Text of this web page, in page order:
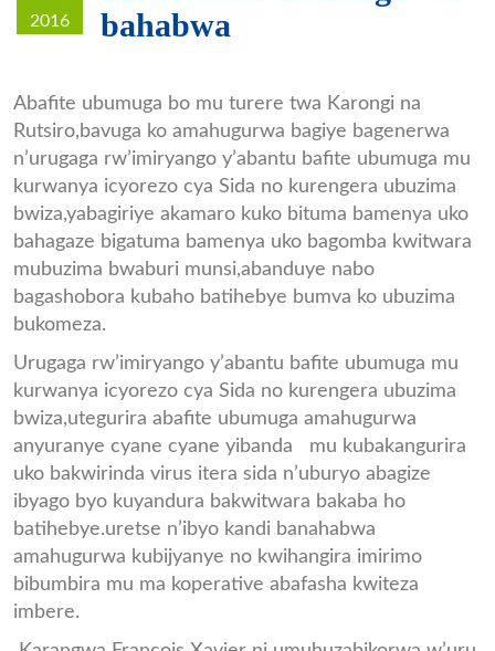
2016
bahabwa
Karongi.jpg
Abafite ubumuga bo mu turere twa Karongi na
Rutsiro,bavuga ko amahugurwa bagiye bagenerwa
n’urugaga rw’imiryango y’abantu bafite ubumuga mu
kurwanya icyorezo cya Sida no kurengera ubuzima
bwiza,yabagiriye akamaro kuko bituma bamenya uko
bahagaze bigatuma bamenya uko bagomba kwitwara
mubuzima bwaburi munsi,abanduye nabo
bagashobora kubaho batihebye bumva ko ubuzima
bukomeza.
Urugaga rw’imiryango y’abantu bafite ubumuga mu
kurwanya icyorezo cya Sida no kurengera ubuzima
bwiza,utegurira abafite ubumuga amahugurwa
anyuranye cyane cyane yibanda mu kubakangurira
uko bakwirinda virus itera sida n’uburyo abagize
ibyago byo kuyandura bakwitwara bakaba ho
batihebye.uretse n’ibyo kandi banahabwa
amahugurwa kubijyanye no kwihangira imirimo
bibumbira mu ma koperative abafasha kwiteza
imbere.